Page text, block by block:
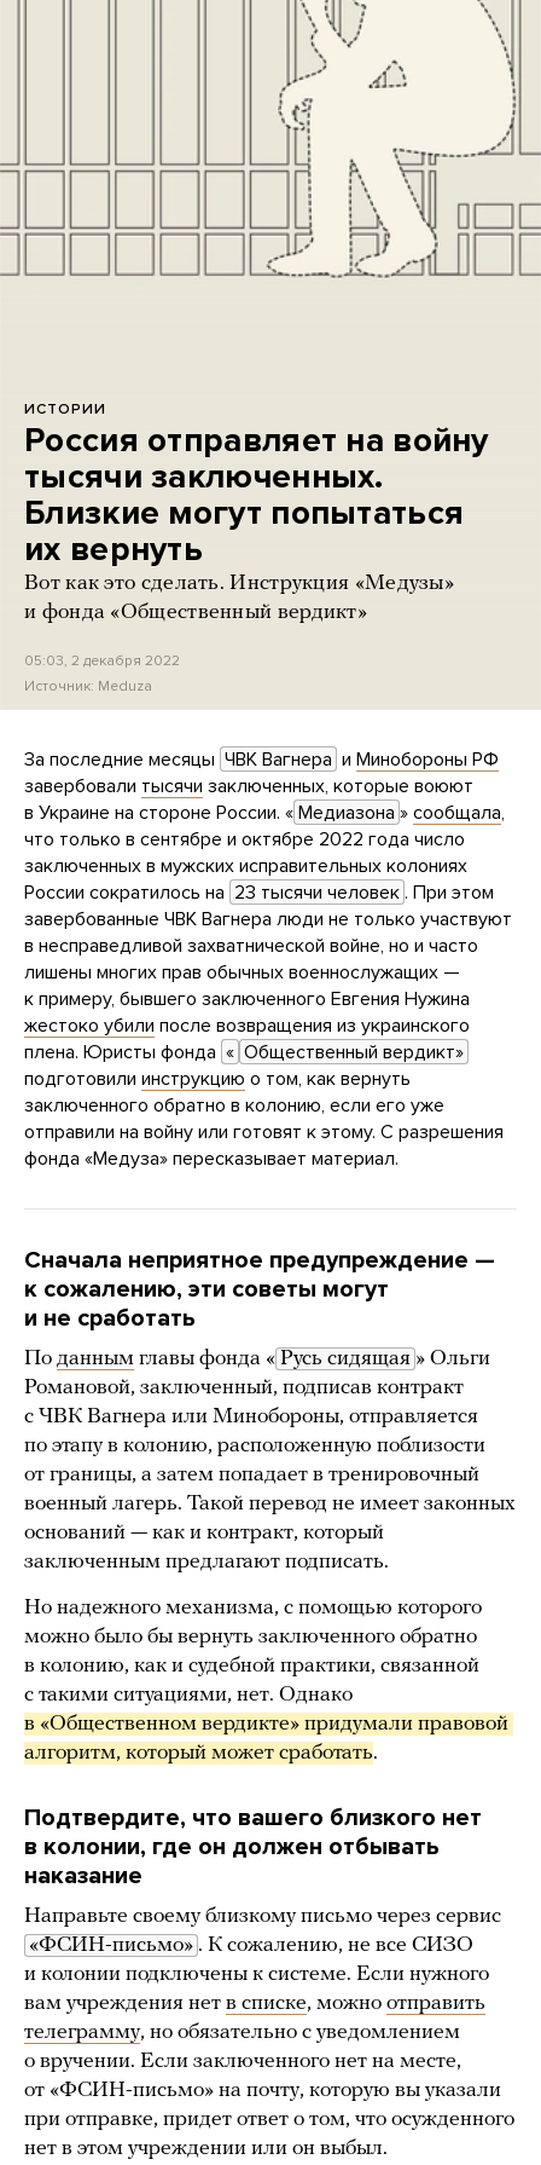
ИСТОРИИ
Россия отправляет на войну
тысячи заключенных.
Близкие могут попытаться
их вернуть
Вот как это сделать. Инструкция «Медузы»
и фонда «Общественный вердикт»
05:03, 2 декабря 2022
Источник: Meduza
За последние месяцы ЧВК Вагнера и Минобороны РФ
завербовали тысячи заключенных, которые воюют
в Украине на стороне России. « Медиазона » сообщала,
что только в сентябре и октябре 2022 года число
заключенных в мужских исправительных колониях
России сократилось на 23 тысячи человек . При этом
завербованные ЧВК Вагнера люди не только участвуют
в несправедливой захватнической войне, но и часто
лишены многих прав обычных военнослужащих —
к примеру, бывшего заключенного Евгения Нужина
жестоко убили после возвращения из украинского
плена. Юристы фонда « Общественный вердикт»
подготовили инструкцию о том, как вернуть
заключенного обратно в колонию, если его уже
отправили на войну или готовят к этому. C разрешения
фонда «Медуза» пересказывает материал.
Сначала неприятное предупреждение —
к сожалению, эти советы могут
и не сработать
По данным главы фонда « Русь сидящая » Ольги
Романовой, заключенный, подписав контракт
с ЧВК Вагнера или Минобороны, отправляется
по этапу в колонию, расположенную поблизости
от границы, а затем попадает в тренировочный
военный лагерь. Такой перевод не имеет законных
оснований — как и контракт, который
заключенным предлагают подписать.
Но надежного механизма, с помощью которого
можно было бы вернуть заключенного обратно
в колонию, как и судебной практики, связанной
с такими ситуациями, нет. Однако
в «Общественном вердикте» придумали правовой
алгоритм, который может сработать.
Подтвердите, что вашего близкого нет
в колонии, где он должен отбывать
наказание
Направьте своему близкому письмо через сервис
«ФСИН-письмо» . К сожалению, не все СИЗО
и колонии подключены к системе. Если нужного
вам учреждения нет в списке, можно отправить
телеграмму, но обязательно с уведомлением
о вручении. Если заключенного нет на месте,
от «ФСИН-письмо» на почту, которую вы указали
при отправке, придет ответ о том, что осужденного
нет в этом учреждении или он выбыл.